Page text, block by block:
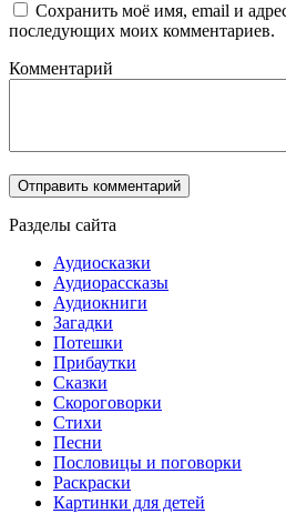
Сохранить моё имя, email и
последующих моих комментариев.
Комментарий
Разделы сайта
Аудиосказки
Аудиорассказы
Аудиокниги
Загадки
Потешки
Прибаутки
Сказки
Скороговорки
Стихи
Песни
Пословицы и поговорки
Раскраски
Картинки для детей